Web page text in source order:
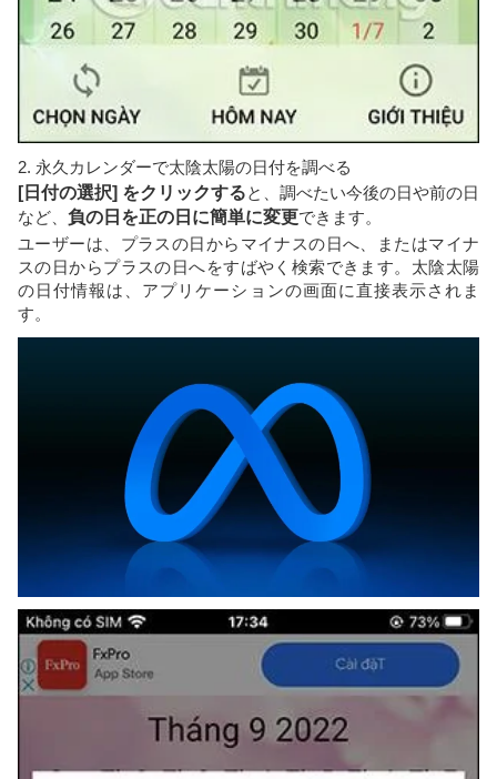
2. 永久カレンダーで太陰太陽の日付を調べる
[日付の選択] をクリックすると、調べたい今後の日や前の日
など、 負の日を正の日に簡単に変更できます。
ユーザーは、プラスの日からマイナスの日へ、またはマイナ
スの日からプラスの日へをすばやく検索できます。太陰太陽
の日付情報は、アプリケーションの画面に直接表示されま
す。